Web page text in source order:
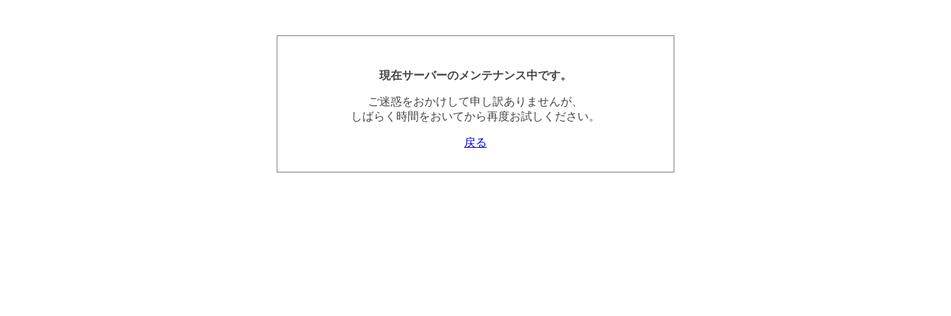
現在サーバーのメンテナンス中です。
ご迷惑をおかけして申し訳ありませんが、
しばらく時間をおいてから再度お試しください。
戻る